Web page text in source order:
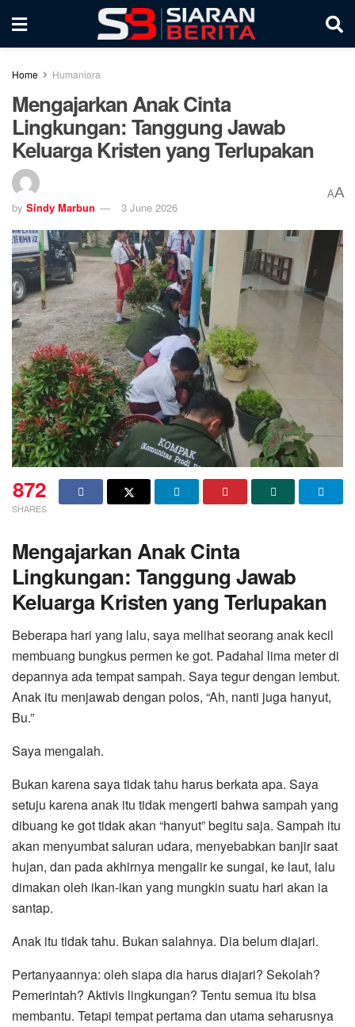
Home Humaniora
Mengajarkan Anak Cinta
Lingkungan: Tanggung Jawab
Keluarga Kristen yang Terlupakan
by Sindy Marbun 3 June 2026
AA
872
SHARES
Mengajarkan Anak Cinta
Lingkungan: Tanggung Jawab
Keluarga Kristen yang Terlupakan
Beberapa hari yang lalu, saya melihat seorang anak kecil
membuang bungkus permen ke got. Padahal lima meter di
depannya ada tempat sampah. Saya tegur dengan lembut.
Anak itu menjawab dengan polos, “Ah, nanti juga hanyut,
Bu.”
Saya mengalah.
Bukan karena saya tidak tahu harus berkata apa. Saya
setuju karena anak itu tidak mengerti bahwa sampah yang
dibuang ke got tidak akan “hanyut” begitu saja. Sampah itu
akan menyumbat saluran udara, menyebabkan banjir saat
hujan, dan pada akhirnya mengalir ke sungai, ke laut, lalu
dimakan oleh ikan-ikan yang mungkin suatu hari akan ia
santap.
Anak itu tidak tahu. Bukan salahnya. Dia belum diajari.
Pertanyaannya: oleh siapa dia harus diajari? Sekolah?
Pemerintah? Aktivis lingkungan? Tentu semua itu bisa
membantu. Tetapi tempat pertama dan utama seharusnya